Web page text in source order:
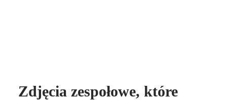
Zdjęcia zespołowe, które